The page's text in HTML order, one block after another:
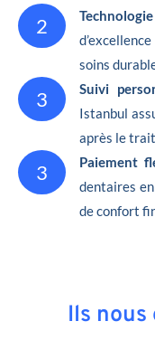
2
soins
3 Suivi
Istanbul
après le
3 Paiement
dentaires
de confort
Ils